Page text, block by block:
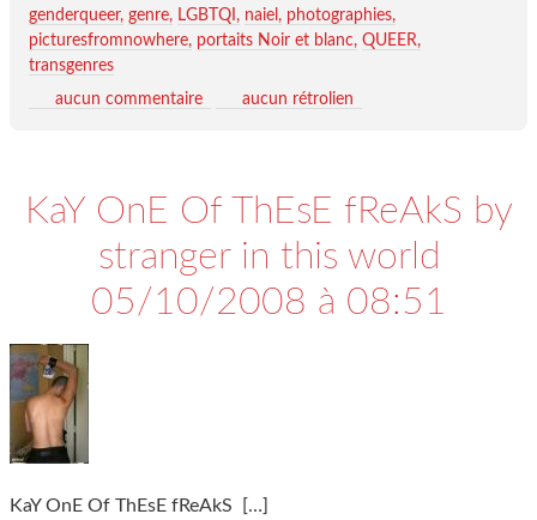
genderqueer genre LGBTQI naiel
photographies
picturesfromnowhere portaits Noir et blanc QUEER
transgenres
aucun commentaire
aucun rétrolien
KaY OnE Of ThEsE fReAkS by
stranger in this world
05/10/2008 à 08:51
KaY OnE Of ThEsE fReAkS […]